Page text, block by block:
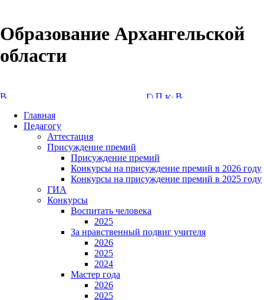
Образование Архангельской
области
Главная
Педагогу
Аттестация
Присуждение премий
Присуждение премий
Конкурсы на присуждение премий в 2026 году
Конкурсы на присуждение премий в 2025 году
ГИА
Конкурсы
Воспитать человека
2025
За нравственный подвиг учителя
2026
2025
2024
Мастер года
2026
2025